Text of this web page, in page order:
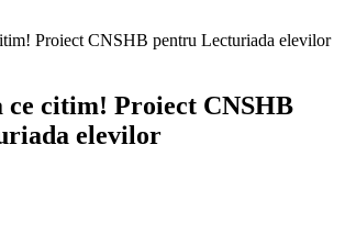
ce citim! Proiect CNSHB
elevilor